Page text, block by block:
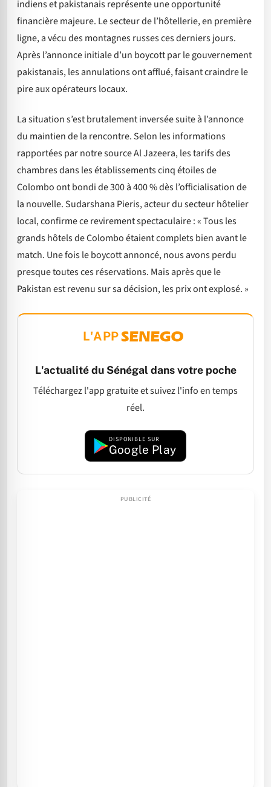
indiens et pakistanais représente une opportunité
financière majeure. Le secteur de l’hôtellerie, en première
ligne, a vécu des montagnes russes ces derniers jours.
Après l’annonce initiale d’un boycott par le gouvernement
pakistanais, les annulations ont afflué, faisant craindre le
pire aux opérateurs locaux.
La situation s’est brutalement inversée suite à l’annonce
du maintien de la rencontre. Selon les informations
rapportées par notre source Al Jazeera, les tarifs des
chambres dans les établissements cinq étoiles de
Colombo ont bondi de 300 à 400 % dès l’officialisation de
la nouvelle. Sudarshana Pieris, acteur du secteur hôtelier
local, confirme ce revirement spectaculaire : « Tous les
grands hôtels de Colombo étaient complets bien avant le
match. Une fois le boycott annoncé, nous avons perdu
presque toutes ces réservations. Mais après que le
Pakistan est revenu sur sa décision, les prix ont explosé. »
L'APP
L'actualité du Sénégal dans votre poche
Téléchargez l'app gratuite et suivez l'info en temps
réel.
DISPONIBLE SUR
Google Play